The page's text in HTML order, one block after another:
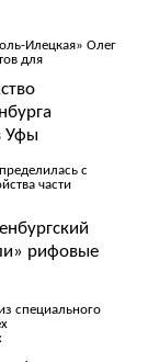
Илецкая» Олег
для
Уфы
с
части
рифовые
специального